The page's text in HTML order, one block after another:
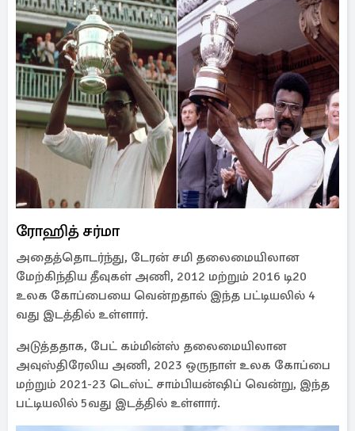
ரோஹித் சர்மா
அதைத்தொடர்ந்து, டேரன் சமி தலைமையிலான
மேற்கிந்திய தீவுகள் அணி, 2012 மற்றும் 2016 டி20
உலக கோப்பையை வென்றதால் இந்த பட்டியலில் 4
வது இடத்தில் உள்ளார்.
அடுத்ததாக, பேட் கம்மின்ஸ் தலைமையிலான
அவுஸ்திரேலிய அணி, 2023 ஒருநாள் உலக கோப்பை
மற்றும் 2021-23 டெஸ்ட் சாம்பியன்ஷிப் வென்று, இந்த
பட்டியலில் 5வது இடத்தில் உள்ளார்.